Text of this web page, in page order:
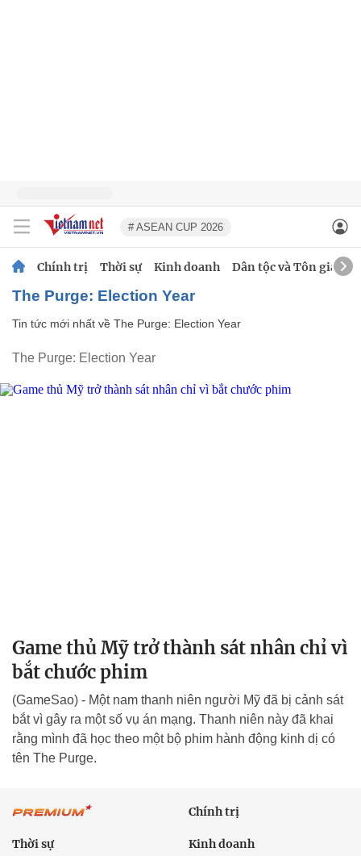
# ASEAN CUP 2026
Chính trị Thời sự Kinh doanh Dân tộc và Tôn giáo
The Purge: Election Year
Tin tức mới nhất về The Purge: Election Year
The Purge: Election Year
Game thủ Mỹ trở thành sát nhân chỉ vì
bắt chước phim
(GameSao) - Một nam thanh niên người Mỹ đã bị cảnh sát
bắt vì gây ra một số vụ án mạng. Thanh niên này đã khai
rằng mình đã học theo một bộ phim hành động kinh dị có
tên The Purge.
Chính trị
Thời sự Kinh doanh